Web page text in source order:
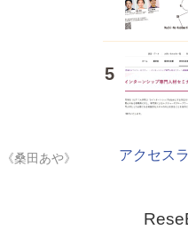
《桑田あや》 アクセス